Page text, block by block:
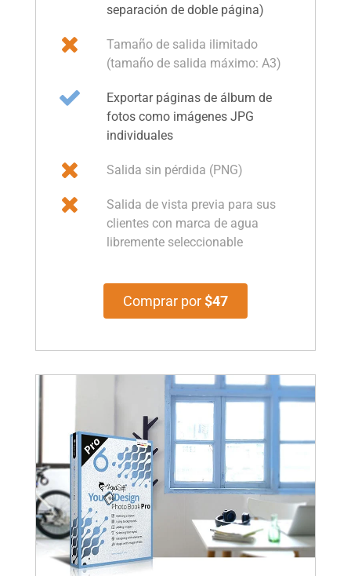
separación de doble página)
Tamaño de salida ilimitado
(tamaño de salida máximo: A3)
Exportar páginas de álbum de
fotos como imágenes JPG
individuales
Salida sin pérdida (PNG)
Salida de vista previa para sus
clientes con marca de agua
libremente seleccionable
Comprar por$47